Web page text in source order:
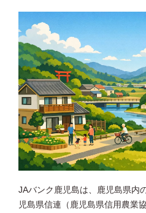
JAバンク鹿児島は、鹿児島県内
児島県信連（鹿児島県信用農業